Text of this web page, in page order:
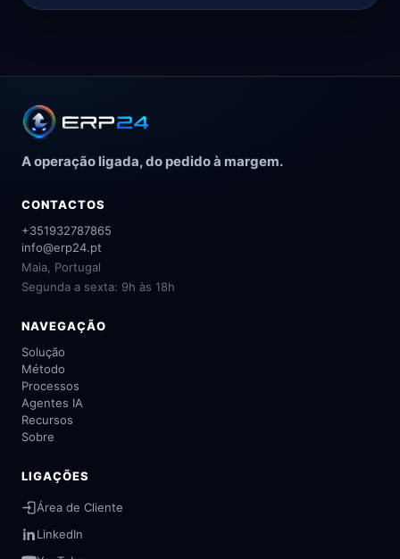
A operação ligada, do pedido à margem.
CONTACTOS
+351932787865
info@erp24.pt
Maia, Portugal
Segunda a sexta: 9h às 18h
NAVEGAÇÃO
Solução
Método
Processos
Agentes IA
Recursos
Sobre
LIGAÇÕES
Área de Cliente
LinkedIn